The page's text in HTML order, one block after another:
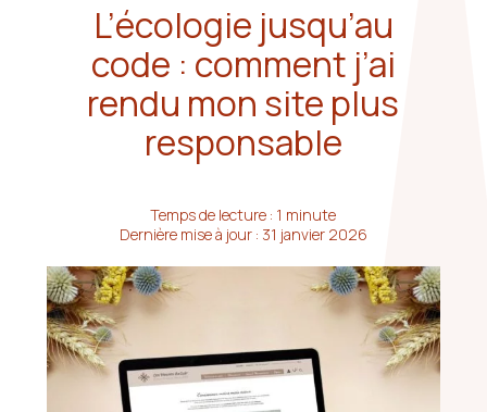
L’écologie jusqu’au
code : comment j’ai
rendu mon site plus
responsable
Temps de lecture : 1 minute
Dernière mise à jour : 31 janvier 2026